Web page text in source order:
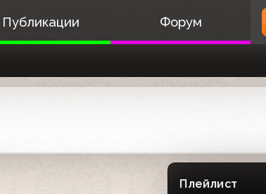
Публикации Форум
Плейлист
01:01